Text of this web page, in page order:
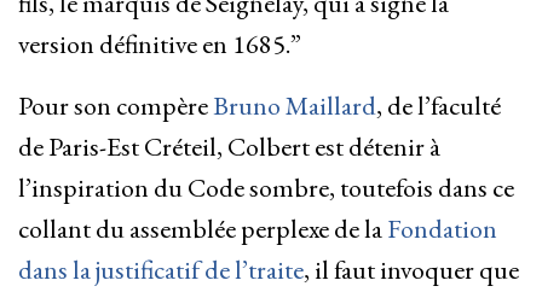
version définitive en 1685.”
Pour son compèreBruno Maillard, de l’faculté
de Paris-Est Créteil, Colbert est détenir à
l’inspiration du Code sombre, toutefois dans ce
collant du assemblée perplexe de laFondation
dans la justificatif de l’traite, il faut invoquer que